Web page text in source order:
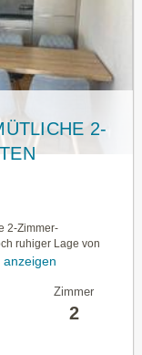
2-
2-Zimmer-
ruhiger Lage von
anzeigen
Zimmer
2